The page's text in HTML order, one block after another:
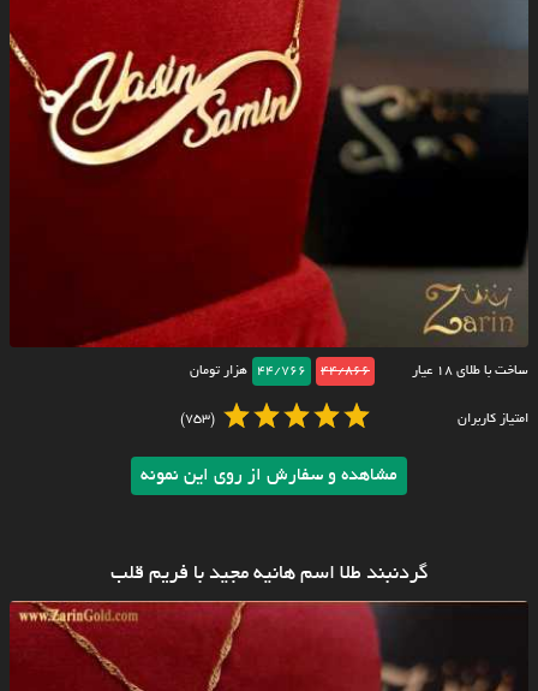
ساخت با طلای ۱۸ عیار 44/866
44/766 هزار تومان
امتیاز کاربران (753)
مشاهده و سفارش از روی این نمونه
گردنبند طلا اسم هانیه مجید با فریم قلب